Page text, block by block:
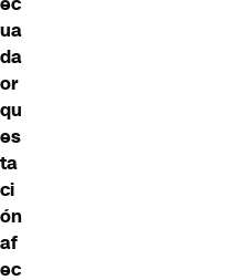
ua
da
or
qu
es
ta
ci
ón
af
ec